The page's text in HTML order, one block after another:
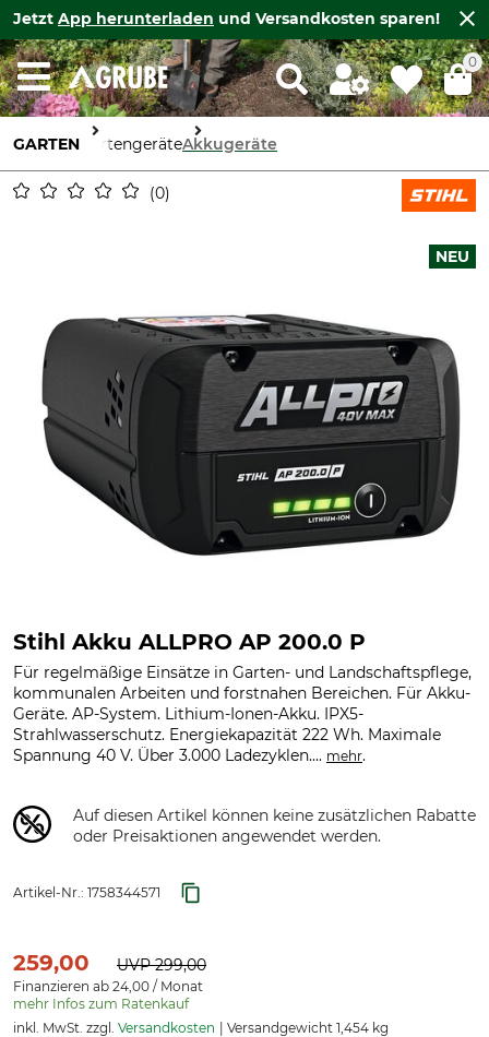
Jetzt App herunterladen und Versandkosten sparen!
0
GARTEN GartengeräteAkkugeräte
0
NEU
Stihl Akku ALLPRO AP 200.0 P
Für regelmäßige Einsätze in Garten- und Landschaftspflege,
kommunalen Arbeiten und forstnahen Bereichen. Für Akku-
Geräte. AP-System. Lithium-Ionen-Akku. IPX5-
Strahlwasserschutz. Energiekapazität 222 Wh. Maximale
Spannung 40 V. Über 3.000 Ladezyklen.... mehr.
Auf diesen Artikel können keine zusätzlichen Rabatte
oder Preisaktionen angewendet werden.
Artikel-Nr.: 1758344571
259,00 UVP299,00
Finanzieren ab 24,00 / Monat
mehr Infos zum Ratenkauf
inkl. MwSt. zzgl. Versandkosten Versandgewicht 1,454 kg